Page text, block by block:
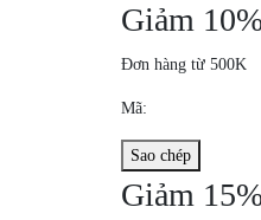
Giảm
Đơn hàng từ 500K
Mã:
Sao chép
Giảm